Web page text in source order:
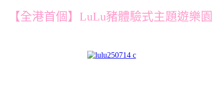
【全港首個】LuLu豬體驗式主題遊樂園